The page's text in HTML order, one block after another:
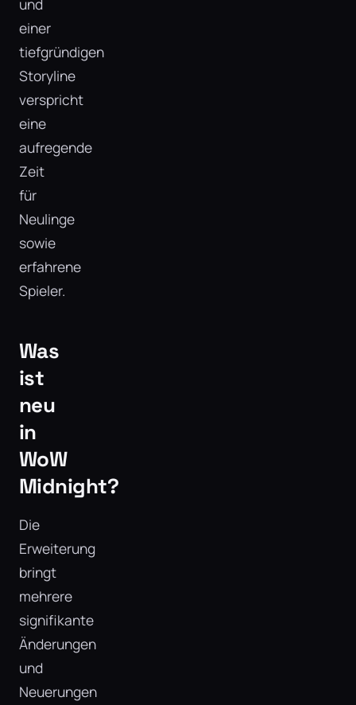
und
einer
tiefgründigen
Storyline
verspricht
eine
aufregende
Zeit
für
Neulinge
sowie
erfahrene
Spieler.
Was
ist
neu
in
WoW
Midnight?
Die
Erweiterung
bringt
mehrere
signifikante
Änderungen
und
Neuerungen